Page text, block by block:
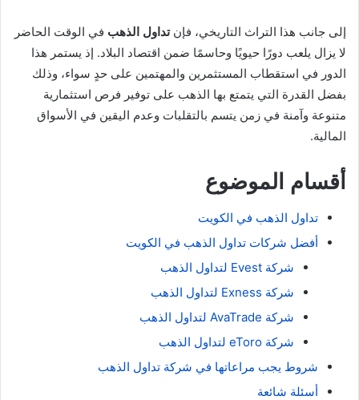
إلى جانب هذا التراث التاريخي، فإنتداول الذهب في الوقت الحاضر
لا يزال يلعب دورًا حيويًا وحاسمًا ضمن اقتصاد البلاد. إذ يستمر هذا
الدور في استقطاب المستثمرين والمهتمين على حدٍ سواء، وذلك
بفضل القدرة التي يتمتع بها الذهب على توفير فرص استثمارية
متنوعة وآمنة في زمن يتسم بالتقلبات وعدم اليقين في الأسواق
المالية.
أقسام الموضوع
تداول الذهب في الكويت
أفضل شركات تداول الذهب في الكويت
شركة Evest لتداول الذهب
شركة Exness لتداول الذهب
شركة AvaTrade لتداول الذهب
شركة eToro لتداول الذهب
شروط يجب مراعاتها في شركة تداول الذهب
أسئلة شائعة